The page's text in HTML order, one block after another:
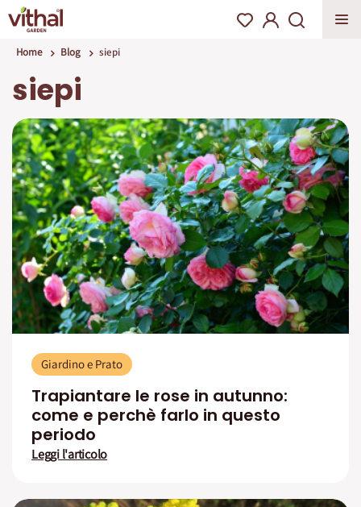
Home Blog siepi
siepi
Giardino e Prato
Trapiantare le rose in autunno:
come e perchè farlo in questo
periodo
Leggi l'articolo